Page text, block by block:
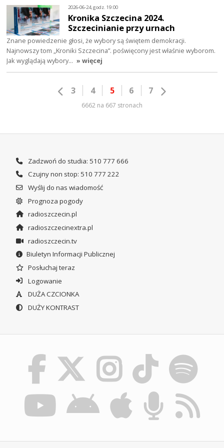
2026-06-24, godz. 19:00
Kronika Szczecina 2024.
Szczecinianie przy urnach
Znane powiedzenie głosi, że wybory są świętem demokracji.
Najnowszy tom „Kroniki Szczecina”. poświęcony jest właśnie wyborom.
Jak wyglądają wybory… » więcej
3 4 5 6 7
6662 na 667 stronach
Zadzwoń do studia: 510 777 666
Czujny non stop: 510 777 222
Wyślij do nas wiadomość
Prognoza pogody
radioszczecin.pl
radioszczecinextra.pl
radioszczecin.tv
Biuletyn Informacji Publicznej
Posłuchaj teraz
Logowanie
DUŻA CZCIONKA
DUŻY KONTRAST